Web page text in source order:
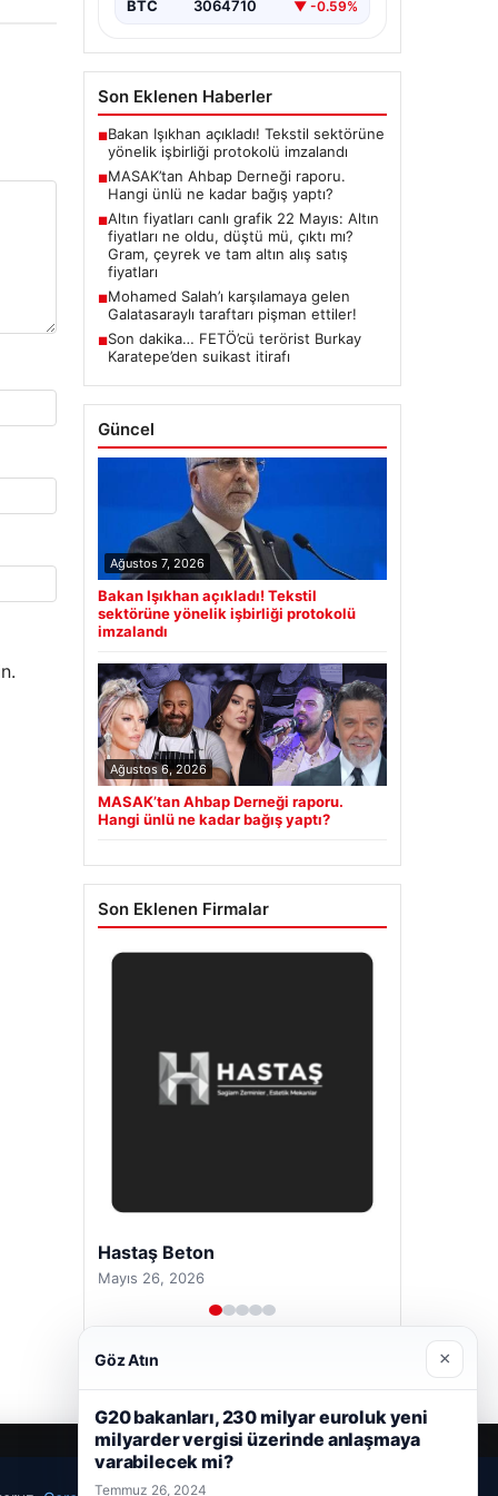
BTC 3064710 ▼ -0.59%
Son Eklenen Haberler
■Bakan Işıkhan açıkladı! Tekstil sektörüne
yönelik işbirliği protokolü imzalandı
■MASAK’tan Ahbap Derneği raporu.
Hangi ünlü ne kadar bağış yaptı?
■Altın fiyatları canlı grafik 22 Mayıs: Altın
fiyatları ne oldu, düştü mü, çıktı mı?
Gram, çeyrek ve tam altın alış satış
fiyatları
■Mohamed Salah’ı karşılamaya gelen
Galatasaraylı taraftarı pişman ettiler!
■Son dakika… FETÖ’cü terörist Burkay
Karatepe’den suikast itirafı
Güncel
Ağustos 7, 2026
Bakan Işıkhan açıkladı! Tekstil
sektörüne yönelik işbirliği protokolü
imzalandı
Ağustos 6, 2026
MASAK’tan Ahbap Derneği raporu.
Hangi ünlü ne kadar bağış yaptı?
Son Eklenen Firmalar
Hastaş Beton
Mayıs 26, 2026
Göz Atın ×
G20 bakanları, 230 milyar euroluk yeni
milyarder vergisi üzerinde anlaşmaya
varabilecek mi?
Temmuz 26, 2024